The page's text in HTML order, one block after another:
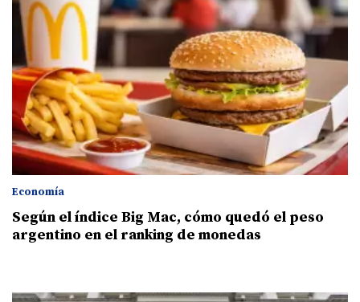
Economía
Según el índice Big Mac, cómo quedó el peso
argentino en el ranking de monedas